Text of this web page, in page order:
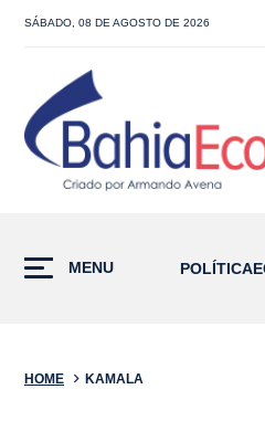
SÁBADO, 08 DE AGOSTO DE 2026
MENU POLÍTICA
HOME KAMALA